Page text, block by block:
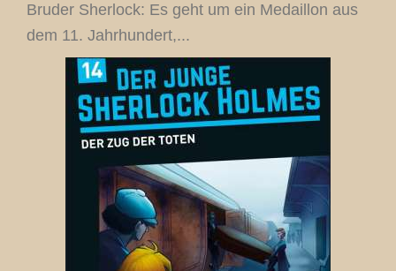
Bruder Sherlock: Es geht um ein Medaillon aus
dem 11. Jahrhundert,...